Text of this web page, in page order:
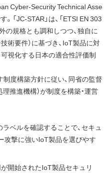
Cyber-Security Technical Asse
「JC-STAR」は、「ETSI EN 303
の規格とも調和しつつ、独自に
術要件）に基づき、IoT製品に対
視化する日本の適合性評価制
制度構築方針に従い、同省の監督
推進機構）が制度を構築・運営
ラベルを確認することで、セキュ
攻撃に強いIoT製品を選びやす
開始されたIoT製品セキュリ